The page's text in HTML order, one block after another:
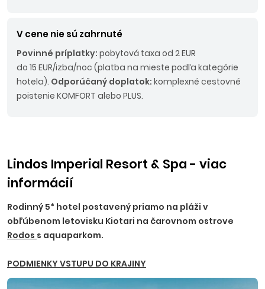
V cene nie sú zahrnuté
Povinné príplatky: pobytová taxa od 2 EUR
do 15 EUR/izba/noc (platba na mieste podľa kategórie
hotela). Odporúčaný doplatok: komplexné cestovné
poistenie KOMFORT alebo PLUS.
Lindos Imperial Resort & Spa - viac
informácií
Rodinný 5* hotel postavený priamo na pláži v
obľúbenom letovisku Kiotari na čarovnom ostrove
Rodos s aquaparkom.
PODMIENKY VSTUPU DO KRAJINY